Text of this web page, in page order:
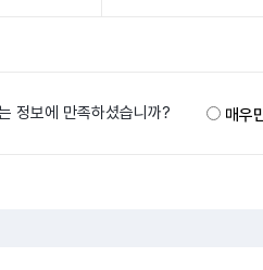
정보에 만족하셨습니까? 매우